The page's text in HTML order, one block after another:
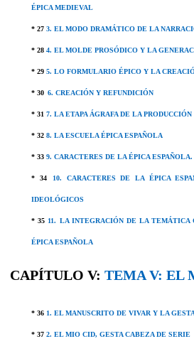
ÉPICA MEDIEVAL
* 27 3. EL MODO DRAMÁTICO DE LA
* 28 4. EL MOLDE PROSÓDICO Y LA
* 29 5. LO FORMULARIO ÉPICO Y LA
* 30 6. CREACIÓN Y REFUNDICIÓN
* 31 7. LA ETAPA ÁGRAFA DE LA
* 32 8. LA ESCUELA ÉPICA ESPAÑOLA
* 33 9. CARACTERES DE LA ÉPICA
* 34 10. CARACTERES DE LA ÉPICA
IDEOLÓGICOS
* 35 11. LA INTEGRACIÓN DE LA
ÉPICA ESPAÑOLA
CAPÍTULO V: TEMA V: EL
* 36 1. EL MANUSCRITO DE VIVAR Y LA
* 37 2. EL MIO CID, GESTA CABEZA DE SERIE